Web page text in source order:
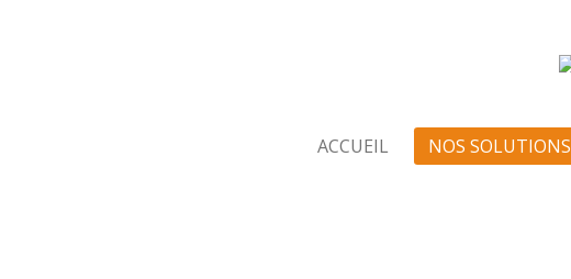
ACCUEIL NOS SOLUTIONS